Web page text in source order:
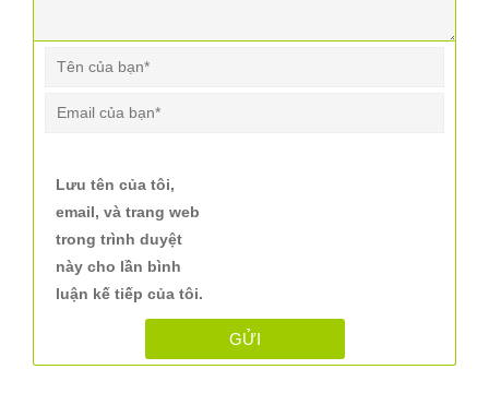
Lưu tên của tôi,
email, và trang web
trong trình duyệt
này cho lần bình
luận kế tiếp của tôi.